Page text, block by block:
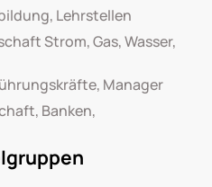
Lehrstellen
Strom, Gas, Wasser,
Manager
Banken,